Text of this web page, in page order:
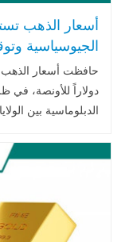
أسعار الذهب
الجيوسياسية
المركزية
دولاراً للأونصة، في
الدبلوماسية بين
المالية بشأن
مشتريات البنوك